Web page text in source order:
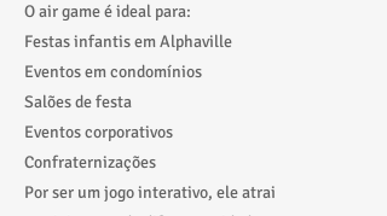
O air game é ideal para:
Festas infantis em Alphaville
Eventos em condomínios
Salões de festa
Eventos corporativos
Confraternizações
Por ser um jogo interativo, ele atrai